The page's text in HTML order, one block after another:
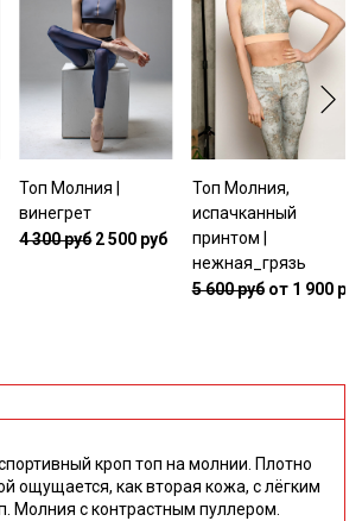
Топ Молния |
винегрет
4 300 руб2 500 руб
Топ Молния,
испачканный
принтом |
нежная_грязь
5 600 рубот 1 900
кроп топ на молнии. Плотно
ощущается, как вторая кожа, с лёгким
Молния с контрастным пуллером.